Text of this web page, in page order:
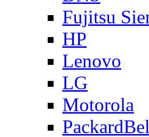
Fujitsu
HP
Lenovo
LG
Motorola